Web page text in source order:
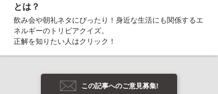
とは？
飲み会や朝礼ネタにぴったり！身近な生活にも関係するエ
ネルギーのトリビアクイズ。
正解を知りたい人はクリック！
この記事へのご意見募集!